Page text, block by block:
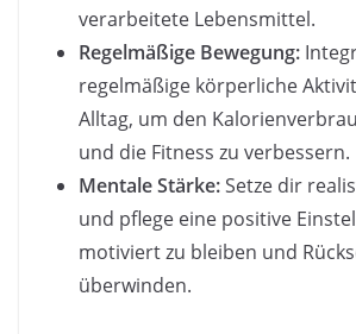
verarbeitete Lebensmittel.
Regelmäßige Bewegung:
regelmäßige körperliche
Alltag, um den
und die Fitness zu verbessern.
Mentale Stärke:Setze dir
und pflege eine positive
motiviert zu bleiben und
überwinden.